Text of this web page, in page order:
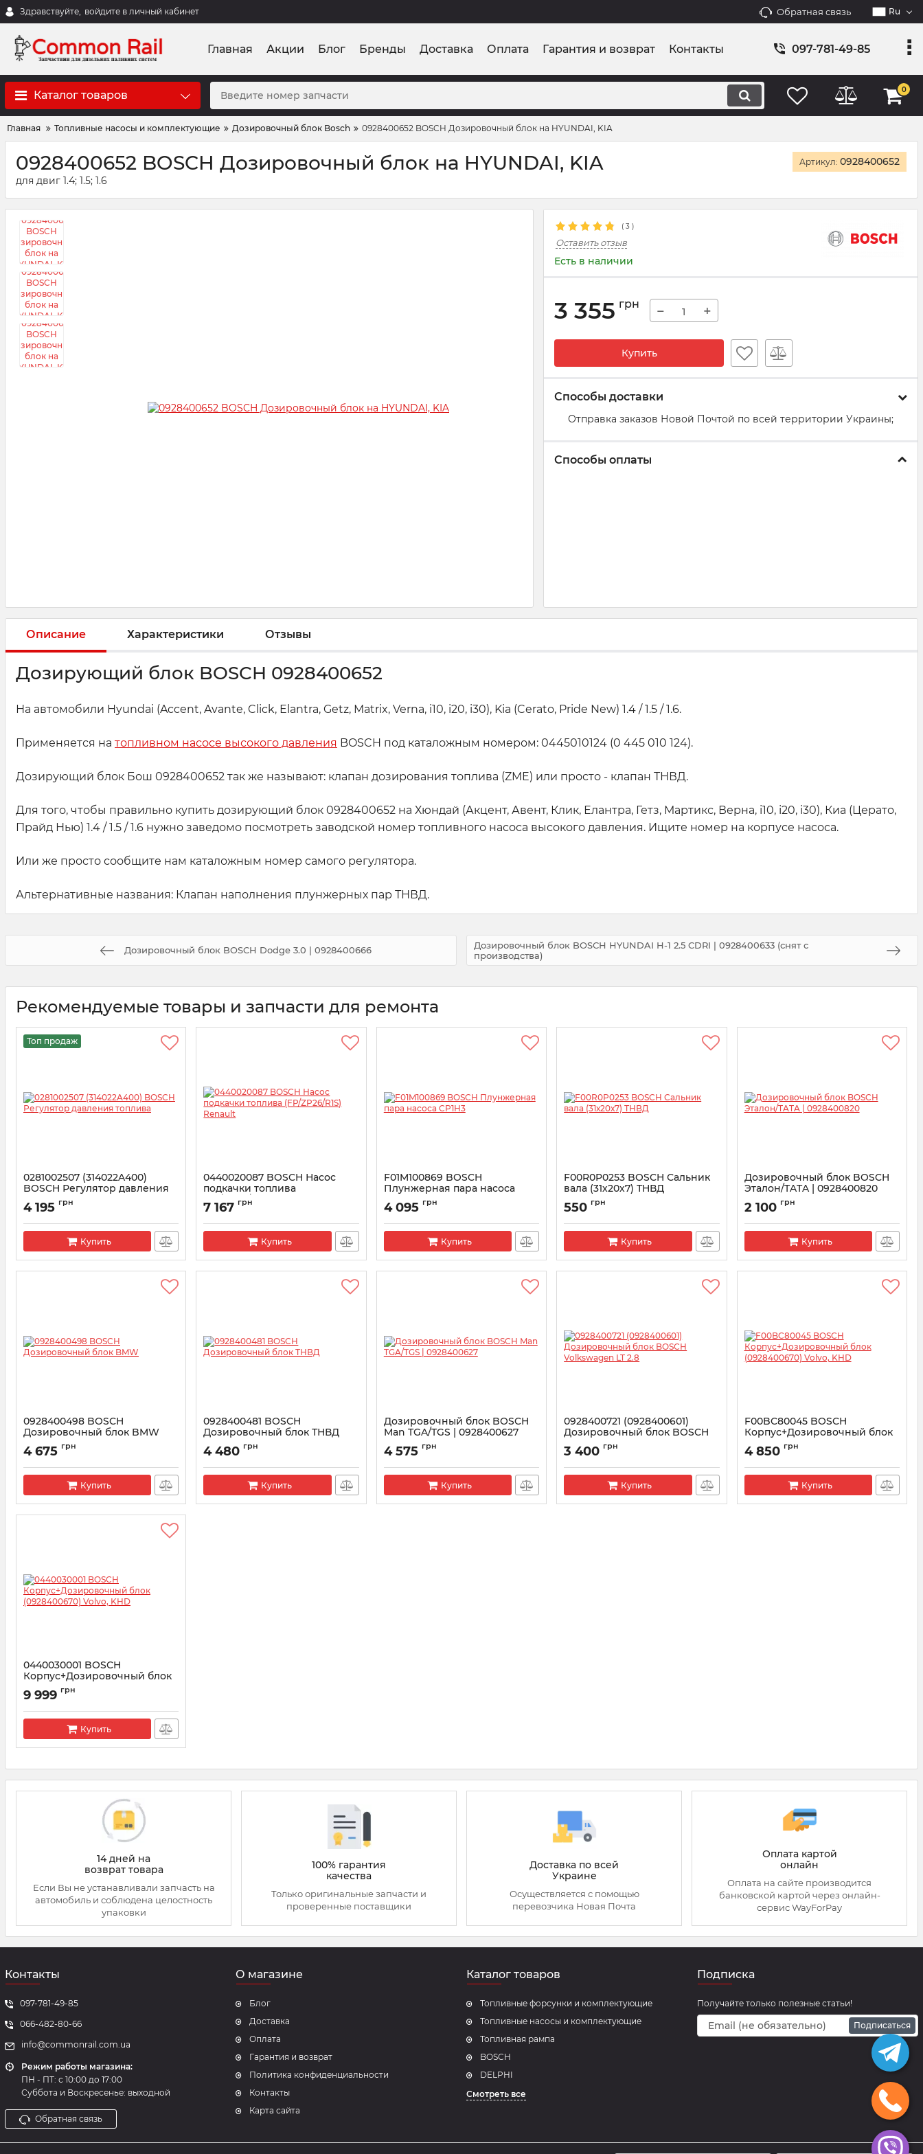
Здравствуйте, войдите в личный кабинет Обратная связь Ru
Главная Акции Блог Бренды Доставка Оплата Гарантия и возврат Контакты 097-781-49-85
Каталог товаров 0
Главная Топливные насосы и комплектующие Дозировочный блок Bosch 0928400652 BOSCH Дозировочный блок на HYUNDAI, KIA
0928400652 BOSCH Дозировочный блок на HYUNDAI, KIA
для двиг 1.4; 1.5; 1.6
Артикул: 0928400652
( 3 )
Оставить отзыв
Есть в наличии
3 355 грн − +
Купить
Способы доставки
Отправка заказов Новой Почтой по всей территории Украины;
Способы оплаты
Описание Характеристики Отзывы
Дозирующий блок BOSCH 0928400652
На автомобили Hyundai (Accent, Avante, Click, Elantra, Getz, Matrix, Verna, i10, i20, i30), Kia (Cerato, Pride New) 1.4 / 1.5 / 1.6.
Применяется на топливном насосе высокого давления BOSCH под каталожным номером: 0445010124 (0 445 010 124).
Дозирующий блок Бош 0928400652 так же называют: клапан дозирования топлива (ZME) или просто - клапан ТНВД.
Для того, чтобы правильно купить дозирующий блок 0928400652 на Хюндай (Акцент, Авент, Клик, Елантра, Гетз, Мартикс, Верна, і10, і20, і30), Киа (Церато,
Прайд Нью) 1.4 / 1.5 / 1.6 нужно заведомо посмотреть заводской номер топливного насоса высокого давления. Ищите номер на корпусе насоса.
Или же просто сообщите нам каталожным номер самого регулятора.
Альтернативные названия: Клапан наполнения плунжерных пар ТНВД.
Дозировочный блок BOSCH Dodge 3.0 | 0928400666
Дозировочный блок BOSCH HYUNDAI H-1 2.5 CDRI | 0928400633 (снят с
производства)
Рекомендуемые товары и запчасти для ремонта
Топ продаж
0281002507 (314022A400)
BOSCH Регулятор давления
топлива
Артикул:
4 195 грн
Купить
0440020087 BOSCH Насос
подкачки топлива
(FP/ZP26/R1S) Renault
Артикул:
7 167 грн
Купить
F01M100869 BOSCH
Плунжерная пара насоса
Артикул:
4 095 грн
Купить
F00R0P0253 BOSCH Сальник
вала (31х20х7) ТНВД
Артикул: F00R0P0253
550 грн
Купить
Дозировочный блок BOSCH
Эталон/TATA | 0928400820
Артикул: 0928400820
2 100 грн
Купить
0928400498 BOSCH
Дозировочный блок BMW
Артикул: 1465ZS0042
4 675 грн
Купить
0928400481 BOSCH
Дозировочный блок ТНВД
Артикул: 1465ZS0040
4 480 грн
Купить
Дозировочный блок BOSCH
Man TGA/TGS | 0928400627
Артикул: 1465ZS0052
4 575 грн
Купить
0928400721 (0928400601)
Дозировочный блок BOSCH
Volkswagen LT 2.8
Артикул:
3 400 грн
Купить
F00BC80045 BOSCH
Корпус+Дозировочный блок
(0928400670) Volvo, KHD
Артикул:
4 850 грн
Купить
0440030001 BOSCH
Корпус+Дозировочный блок
(0928400670) Volvo, KHD
Артикул:
9 999 грн
Купить
14 дней на
возврат товара
Если Вы не устанавливали запчасть на
автомобиль и соблюдена целостность
упаковки
100% гарантия
качества
Только оригинальные запчасти и
проверенные поставщики
Доставка по всей
Украине
Осуществляется с помощью
перевозчика Новая Почта
Оплата картой
онлайн
Оплата на сайте производится
банковской картой через онлайн-
сервис WayForPay
Контакты
097-781-49-85
066-482-80-66
info@commonrail.com.ua
Режим работы магазина:
ПН - ПТ: с 10:00 до 17:00
Суббота и Воскресенье: выходной
Обратная связь
О магазине
Блог
Доставка
Оплата
Гарантия и возврат
Политика конфиденциальности
Контакты
Карта сайта
Каталог товаров
Топливные форсунки и комплектующие
Топливные насосы и комплектующие
Топливная рампа
BOSCH
DELPHI
Смотреть все
Подписка
Получайте только полезные статьи!
Подписаться